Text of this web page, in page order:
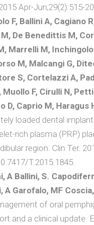
Apr-Jun;29(2):515-
F, Ballini A, Cagiano
De Benedittis M,
Marrelli M,
M, Malcangi G,
S, Cortelazzi A,
Muollo F, Cirulli N,
D, Caprio M, Haragus
loaded dental
rich plasma (PRP)
region. Clin Ter.
T.2015.1845.
A Ballini, S.
A Garofalo, MF
of oral
and a clinical update.